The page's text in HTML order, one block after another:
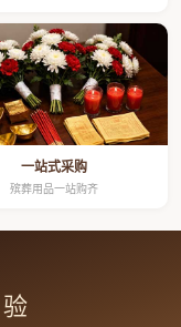
一站式采购
殡葬用品一站购齐